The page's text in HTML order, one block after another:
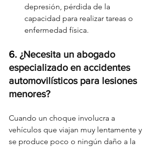
depresión, pérdida de la
capacidad para realizar tareas o
enfermedad física.
6. ¿Necesita un abogado
especializado en accidentes
automovilísticos para lesiones
menores?
Cuando un choque involucra a
vehículos que viajan muy lentamente y
se produce poco o ningún daño a la